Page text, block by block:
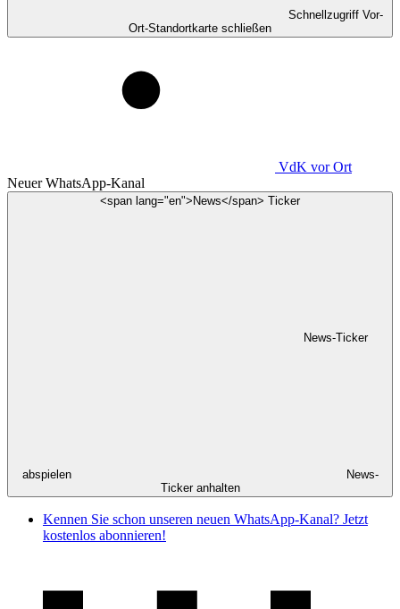
Schnellzugriff Vor-
Ort-Standortkarte schließen
VdK vor Ort
Neuer WhatsApp-Kanal
<span lang="en">News</span> Ticker
News-Ticker
abspielen
News-
Ticker anhalten
Kennen Sie schon unseren neuen WhatsApp-Kanal? Jetzt
kostenlos abonnieren!